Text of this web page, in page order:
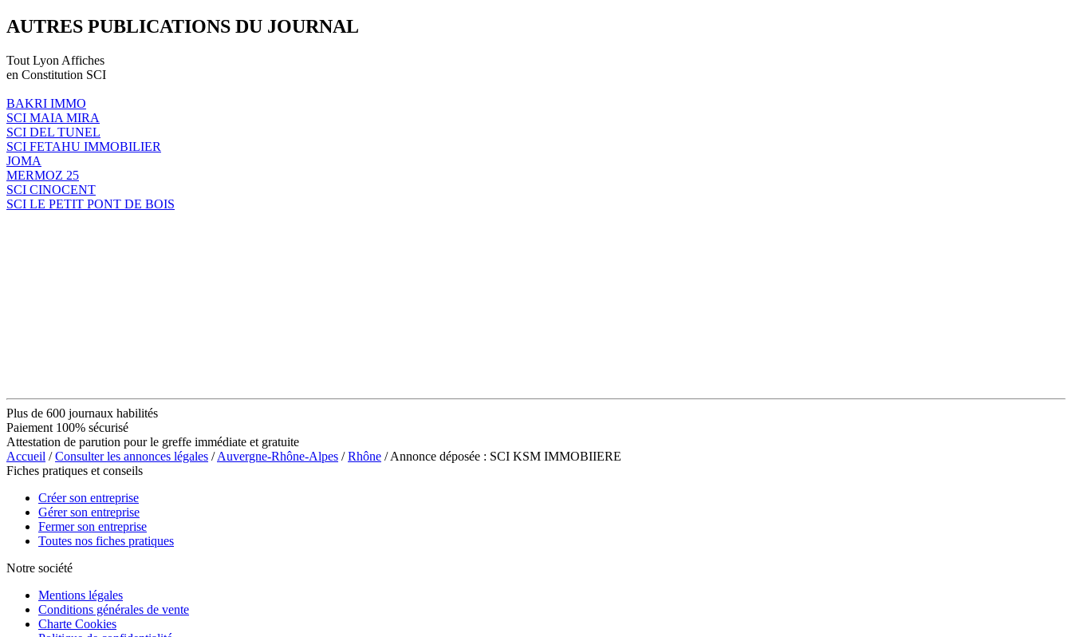
AUTRES PUBLICATIONS DU JOURNAL
Tout Lyon Affiches
en Constitution SCI
BAKRI IMMO
SCI MAIA MIRA
SCI DEL TUNEL
SCI FETAHU IMMOBILIER
JOMA
MERMOZ 25
SCI CINOCENT
SCI LE PETIT PONT DE BOIS
Plus de 600 journaux habilités
Paiement 100% sécurisé
Attestation de parution pour le greffe immédiate et gratuite
Accueil /Consulter les annonces légales /Auvergne-Rhône-Alpes /Rhône / Annonce déposée : SCI KSM IMMOBIIERE
Fiches pratiques et conseils
Créer son entreprise
Gérer son entreprise
Fermer son entreprise
Toutes nos fiches pratiques
Notre société
Mentions légales
Conditions générales de vente
Charte Cookies